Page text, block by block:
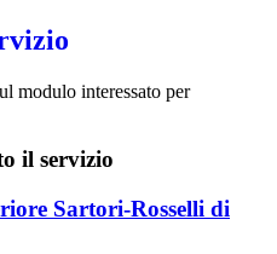
modulo interessato per
il servizio
Sartori-Rosselli di